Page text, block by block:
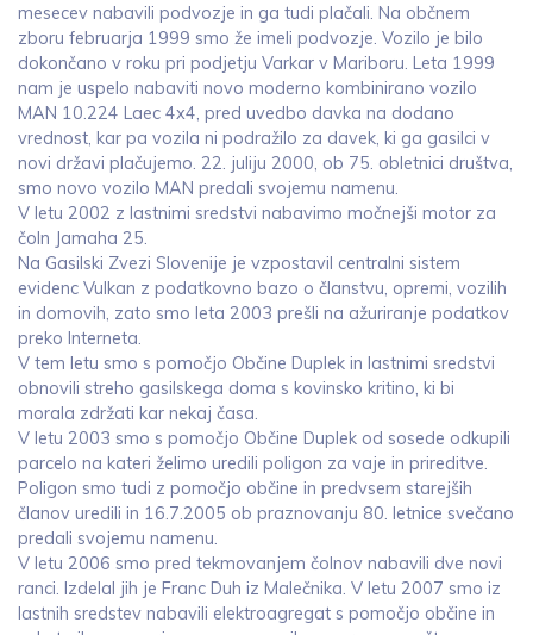
mesecev nabavili podvozje in ga tudi plačali. Na občnem
zboru februarja 1999 smo že imeli podvozje. Vozilo je bilo
dokončano v roku pri podjetju Varkar v Mariboru. Leta 1999
nam je uspelo nabaviti novo moderno kombinirano vozilo
MAN 10.224 Laec 4x4, pred uvedbo davka na dodano
vrednost, kar pa vozila ni podražilo za davek, ki ga gasilci v
novi državi plačujemo. 22. juliju 2000, ob 75. obletnici društva,
smo novo vozilo MAN predali svojemu namenu.
V letu 2002 z lastnimi sredstvi nabavimo močnejši motor za
čoln Jamaha 25.
Na Gasilski Zvezi Slovenije je vzpostavil centralni sistem
evidenc Vulkan z podatkovno bazo o članstvu, opremi, vozilih
in domovih, zato smo leta 2003 prešli na ažuriranje podatkov
preko Interneta.
V tem letu smo s pomočjo Občine Duplek in lastnimi sredstvi
obnovili streho gasilskega doma s kovinsko kritino, ki bi
morala zdržati kar nekaj časa.
V letu 2003 smo s pomočjo Občine Duplek od sosede odkupili
parcelo na kateri želimo uredili poligon za vaje in prireditve.
Poligon smo tudi z pomočjo občine in predvsem starejših
članov uredili in 16.7.2005 ob praznovanju 80. letnice svečano
predali svojemu namenu.
V letu 2006 smo pred tekmovanjem čolnov nabavili dve novi
ranci. Izdelal jih je Franc Duh iz Malečnika. V letu 2007 smo iz
lastnih sredstev nabavili elektroagregat s pomočjo občine in